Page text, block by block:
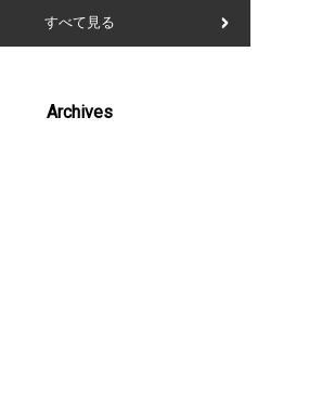
すべて見る
Archives